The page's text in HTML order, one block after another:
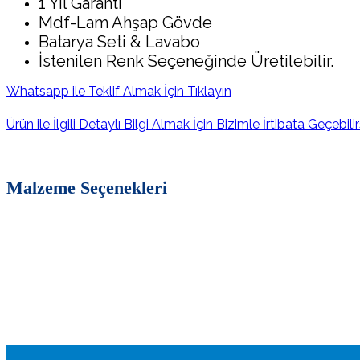
Mdf-Lam Ahşap Gövde
Batarya Seti & Lavabo
İstenilen Renk Seçeneğinde Üretilebilir.
Whatsapp ile Teklif Almak İçin Tıklayın
Ürün ile İlgili Detaylı Bilgi Almak İçin Bizimle İrtibata
Malzeme Seçenekleri